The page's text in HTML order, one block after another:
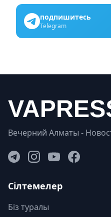
подпишитесь
Telegram
Вечерний Алматы -
Сілтемелер
Біз туралы